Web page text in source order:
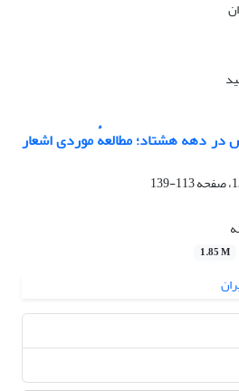
در دهه هشتاد؛ مطالعهٔ موردی اشعار
113-139
1.85 M